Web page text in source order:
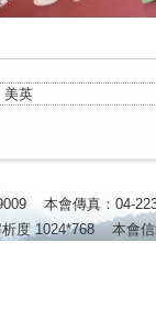
美英
本會傳真：04-
度 1024*768本會信